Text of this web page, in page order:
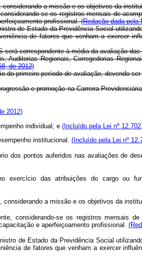
considerando a missão e os objetivos da
se os registros mensais de
profissional.(Redação dada pela
de Estado da Previdência Social
de fatores que venham a exercer
será correspondente à média da avaliação
Regionais, Corregedorias
de 2012)
primeiro período de avaliação, devendo
e promoção na Carreira
2012)
individual; e (Incluído pela Lei nº
institucional. (Incluído pela Lei nº
pontos auferidos nas avaliações de
das atribuições do cargo ou
a missão e os objetivos da
considerando-se os registros mensais
e aperfeiçoamento profissional.
de Estado da Previdência Social
de fatores que venham a exercer